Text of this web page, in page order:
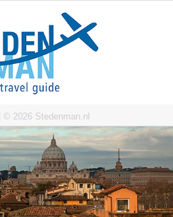
| © 2026 Stedenman.nl